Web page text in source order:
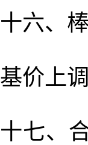
十六、
基价上
十七、